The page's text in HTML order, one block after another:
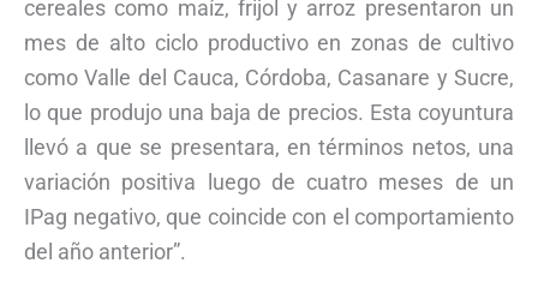
cereales como maíz, frijol y arroz presentaron un
mes de alto ciclo productivo en zonas de cultivo
como Valle del Cauca, Córdoba, Casanare y Sucre,
lo que produjo una baja de precios. Esta coyuntura
llevó a que se presentara, en términos netos, una
variación positiva luego de cuatro meses de un
IPag negativo, que coincide con el comportamiento
del año anterior”.